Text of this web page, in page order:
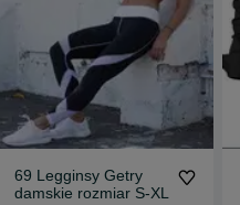
69 Legginsy Getry
damskie rozmiar S-XL